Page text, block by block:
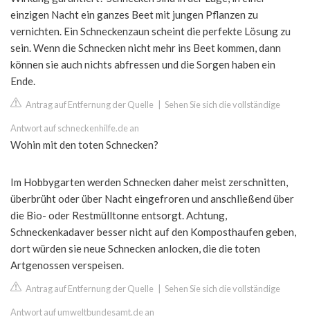
einzigen Nacht ein ganzes Beet mit jungen Pflanzen zu
vernichten. Ein Schneckenzaun scheint die perfekte Lösung zu
sein. Wenn die Schnecken nicht mehr ins Beet kommen, dann
können sie auch nichts abfressen und die Sorgen haben ein
Ende.
Antrag auf Entfernung der Quelle Sehen Sie sich die vollständige
Antwort auf schneckenhilfe.de an
Wohin mit den toten Schnecken?
Im Hobbygarten werden Schnecken daher meist zerschnitten,
überbrüht oder über Nacht eingefroren und anschließend über
die Bio- oder Restmülltonne entsorgt. Achtung,
Schneckenkadaver besser nicht auf den Komposthaufen geben,
dort würden sie neue Schnecken anlocken, die die toten
Artgenossen verspeisen.
Antrag auf Entfernung der Quelle Sehen Sie sich die vollständige
Antwort auf umweltbundesamt.de an